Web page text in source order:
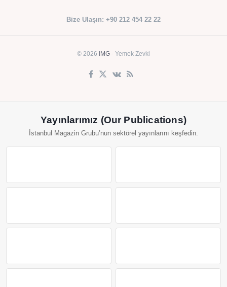
Bize Ulaşın: +90 212 454 22 22
© 2026 IMG - Yemek Zevki
Yayınlarımız (Our Publications)
İstanbul Magazin Grubu’nun sektörel yayınlarını keşfedin.